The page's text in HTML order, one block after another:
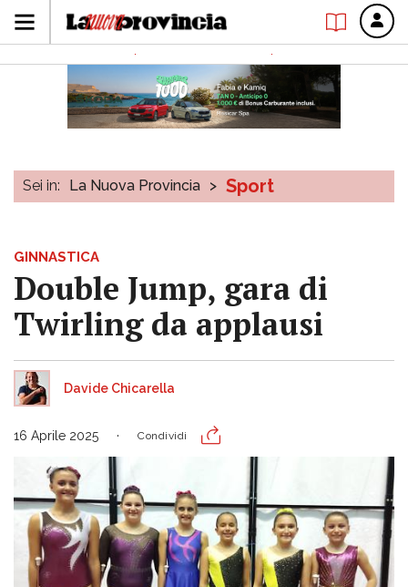
Sei in: La Nuova Provincia > Sport
GINNASTICA
Double Jump, gara di
Twirling da applausi
Davide Chicarella
16 Aprile 2025 Condividi